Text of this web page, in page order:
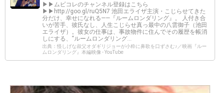
▶▶ムビコレのチャンネル登録はこちら
▶▶http://goo.gl/ruQ5N7 池田エライザ主演・こじらせてきた
分だけ、幸せになれる――『ルームロンダリング』。 人付き合
いが苦手、彼氏なし、人生こじらせ真っ最中の八雲御子（池田
エライザ）。彼女の仕事は、事故物件に住んでその履歴を帳消
しにする、“ルームロンダリング...
出典：怪しげな叔父オダギリジョーが小粋に鼻歌を口ずさむ♪／映画『ルー
ムロンダリング』本編映像 - YouTube